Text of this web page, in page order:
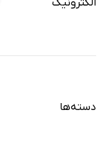
دسته‌ها